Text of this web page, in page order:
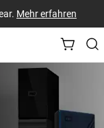
Mehr erfahren